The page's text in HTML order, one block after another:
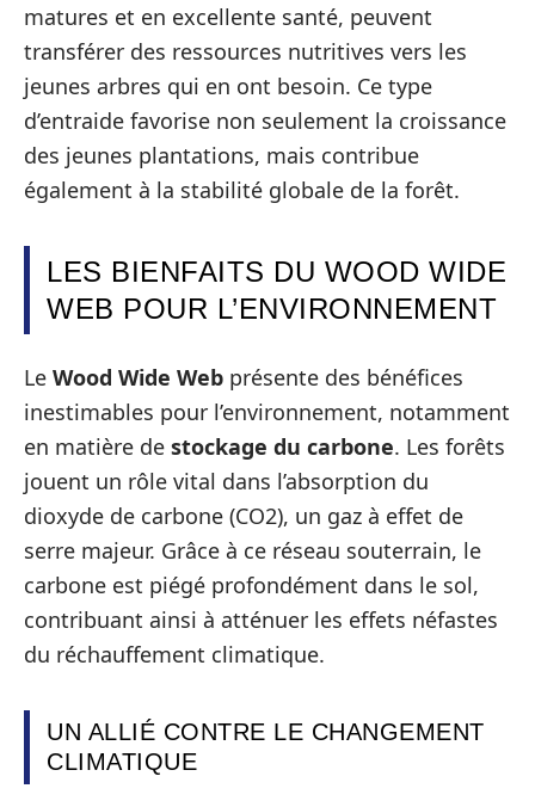
matures et en excellente santé, peuvent
transférer des ressources nutritives vers les
jeunes arbres qui en ont besoin. Ce type
d’entraide favorise non seulement la croissance
des jeunes plantations, mais contribue
également à la stabilité globale de la forêt.
LES BIENFAITS DU WOOD WIDE
WEB POUR L’ENVIRONNEMENT
Le Wood Wide Web présente des bénéfices
inestimables pour l’environnement, notamment
en matière de stockage du carbone. Les forêts
jouent un rôle vital dans l’absorption du
dioxyde de carbone (CO2), un gaz à effet de
serre majeur. Grâce à ce réseau souterrain, le
carbone est piégé profondément dans le sol,
contribuant ainsi à atténuer les effets néfastes
du réchauffement climatique.
UN ALLIÉ CONTRE LE CHANGEMENT
CLIMATIQUE